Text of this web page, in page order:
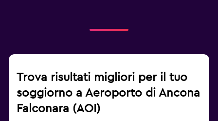
Trova risultati migliori per il tuo
soggiorno a Aeroporto di Ancona
Falconara (AOI)